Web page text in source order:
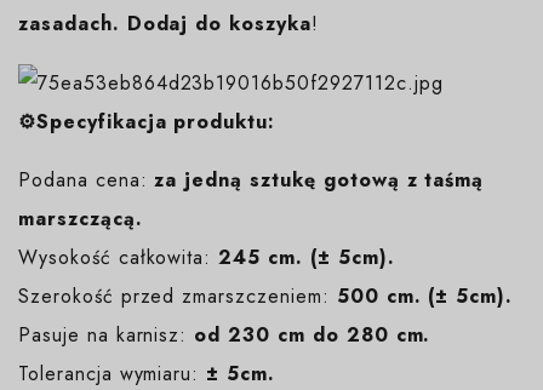
zasadach. Dodaj do koszyka!
⚙️Specyfikacja produktu:
Podana cena: za jedną sztukę gotową z taśmą
marszczącą.
Wysokość całkowita: 245 cm. (± 5cm).
Szerokość przed zmarszczeniem: 500 cm. (± 5cm).
Pasuje na karnisz: od 230 cm do 280 cm.
Tolerancja wymiaru: ± 5cm.